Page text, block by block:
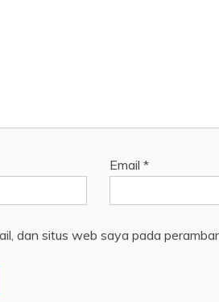
Email *
dan situs web saya pada